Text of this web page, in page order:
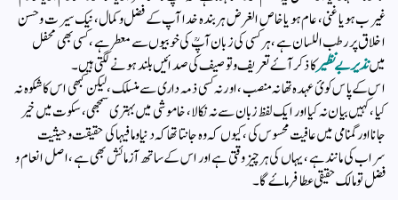
غیرب ہو یا غنی ، عام ہو یا خاص الغرض ہر بندہ خدا آپ کے فضل و کمال ، نیک سیرت و حسن
اخلاق پر رطب اللسان ہے ، ہر کسی کی زبان آپؒ کی خوبیوں سے معطر ہے ، کسی بھی محفل
میںنذیر بے نظیرکا ذکر آ ۓ تعریف و توصیف کی صدائیں بلند ہونے لگتی ہیں ۔
اس‌ کے پاس کوئ عہدہ تھا نہ منصب ، اور نہ کسی ذمہ داری سے منسلک ، لیکن کبھی اس کا شکوہ نہ
کیا ،‌کہیں بیان نہ کیا اور ایک لفظ زبان سے نہ نکالا ، خاموشی میں بہتری سمجھی ، سکوت میں خیر
جانا اور گمنامی میں عافیت محسوس کی ، کیوں کہ وہ جانتا تھا کہ دنیا وما فیہا کی حقیقت و حیثیت
سراب کی مانند ہے ،یہاں کی ہر چیز وقتی ہے اور اس کے ساتھ آزمائش بھی ہے ، اصل انعام و
فضل تو مالک حقیقی عطا فرماۓ گا ۔